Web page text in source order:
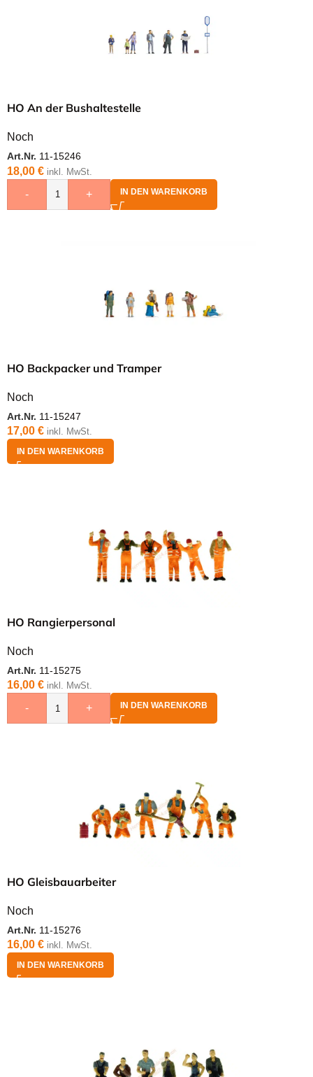
HO An der Bushaltestelle
Noch
Art.Nr. 11-15246
18,00 € inkl. MwSt.
- + IN DEN WARENKORB
HO Backpacker und Tramper
Noch
Art.Nr. 11-15247
17,00 € inkl. MwSt.
IN DEN WARENKORB
HO Rangierpersonal
Noch
Art.Nr. 11-15275
16,00 € inkl. MwSt.
- + IN DEN WARENKORB
HO Gleisbauarbeiter
Noch
Art.Nr. 11-15276
16,00 € inkl. MwSt.
IN DEN WARENKORB